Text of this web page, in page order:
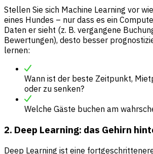
Stellen Sie sich Machine Learning vor
eines Hundes – nur dass es ein
Daten er sieht (z. B. vergangene
Bewertungen), desto besser
lernen:
Wann ist der beste Zeitpunkt,
oder zu senken?
Welche Gäste buchen am
2. Deep Learning: das Gehirn
Deep Learning ist eine